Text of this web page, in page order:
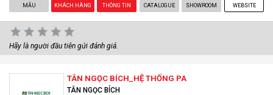
MẪU KHÁCH HÀNG THÔNG TIN CATALOGUE SHOWROOM WEBSITE
Hãy là người đầu tiên gửi đánh giá.
TÂN NGỌC BÍCH_HỆ THỐNG PA
TÂN NGỌC BÍCH